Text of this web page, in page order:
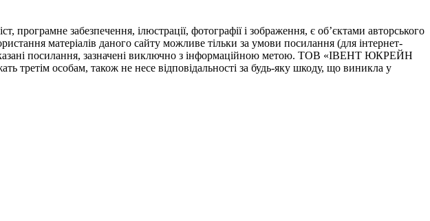
забезпечення, ілюстрації, фотографії і зображення, є об’єктами авторського
матеріалів даного сайту можливе тільки за умови посилання (для інтернет-
посилання, зазначені виключно з інформаційною метою. ТОВ «ІВЕНТ ЮКРЕЙН
третім особам, також не несе відповідальності за будь-яку шкоду, що виникла у